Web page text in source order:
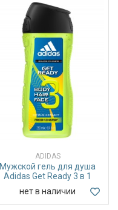
ADIDAS
Мужской гель для душа
Adidas Get Ready 3 в 1
нет в наличии